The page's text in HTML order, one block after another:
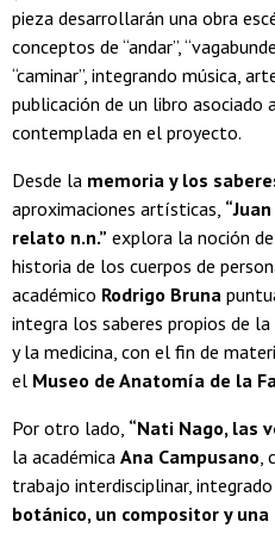
pieza desarrollarán una obra
conceptos de “andar”,
“caminar”, integrando música,
publicación de un libro
contemplada en el proyecto.
Desde la memoria y los
aproximaciones artísticas,
relato n.n.” explora la noción
historia de los cuerpos de
académico Rodrigo Bruna
integra los saberes propios de
y la medicina, con el fin de
el Museo de Anatomía de la
Por otro lado, “Nati Nago, las
la académica Ana Campusano,
trabajo interdisciplinar,
botánico, un compositor y